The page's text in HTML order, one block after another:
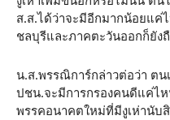
ส.ส.ได้ว่าจะมีอีกมากน้อยแ
ชลบุรีและภาคตะวันออกก็ยัง
น.ส.พรรณิการ์กล่าวต่อว่า ต
ปชน.จะมีการกรองคนดีแค่ไ
พรรคอนาคตใหม่ที่มีงูเห่านับ